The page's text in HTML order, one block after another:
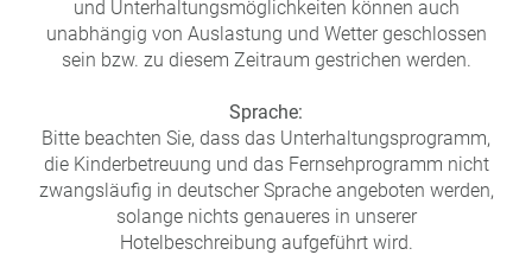
und Unterhaltungsmöglichkeiten können auch
unabhängig von Auslastung und Wetter geschlossen
sein bzw. zu diesem Zeitraum gestrichen werden.
Sprache:
Bitte beachten Sie, dass das Unterhaltungsprogramm,
die Kinderbetreuung und das Fernsehprogramm nicht
zwangsläufig in deutscher Sprache angeboten werden,
solange nichts genaueres in unserer
Hotelbeschreibung aufgeführt wird.